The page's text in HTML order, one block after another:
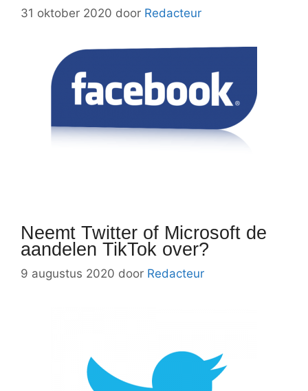
31 oktober 2020 door Redacteur
Neemt Twitter of Microsoft de
aandelen TikTok over?
9 augustus 2020 door Redacteur